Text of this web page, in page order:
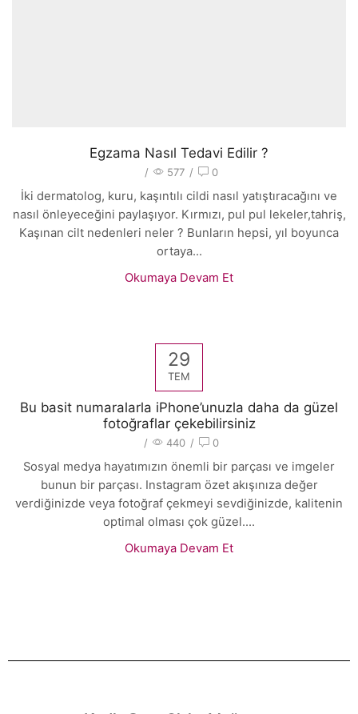
Egzama Nasıl Tedavi Edilir ?
/ 577 / 0
İki dermatolog, kuru, kaşıntılı cildi nasıl yatıştıracağını ve
nasıl önleyeceğini paylaşıyor. Kırmızı, pul pul lekeler,tahriş,
Kaşınan cilt nedenleri neler ? Bunların hepsi, yıl boyunca
ortaya...
Okumaya Devam Et
29
TEM
Bu basit numaralarla iPhone’unuzla daha da güzel
fotoğraflar çekebilirsiniz
/ 440 / 0
Sosyal medya hayatımızın önemli bir parçası ve imgeler
bunun bir parçası. Instagram özet akışınıza değer
verdiğinizde veya fotoğraf çekmeyi sevdiğinizde, kalitenin
optimal olması çok güzel....
Okumaya Devam Et